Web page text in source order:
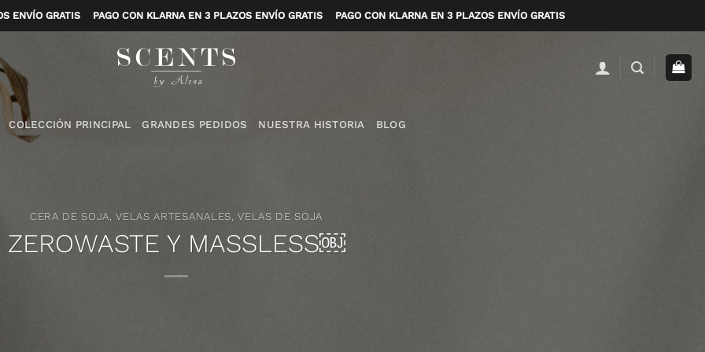
ENVÍO GRATIS PAGO CON KLARNA EN 3 PLAZOS ENVÍO GRATIS PAGO CON KLARNA EN 3 PLAZOS ENVÍO GRATIS
COLECCIÓN PRINCIPAL GRANDES PEDIDOS NUESTRA HISTORIA BLOG
CERA DE SOJA ,VELAS ARTESANALES ,VELAS DE SOJA
ZEROWASTE Y MASSLESS￼